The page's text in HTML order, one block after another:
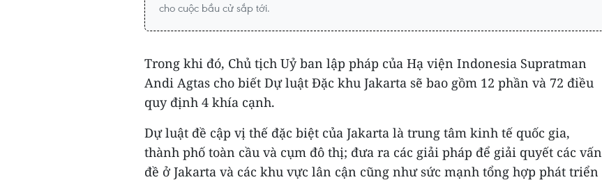
cho cuộc bầu cử sắp tới.
Trong khi đó, Chủ tịch Uỷ ban lập pháp của Hạ viện Indonesia Supratman
Andi Agtas cho biết Dự luật Đặc khu Jakarta sẽ bao gồm 12 phần và 72 điều
quy định 4 khía cạnh.
Dự luật đề cập vị thế đặc biệt của Jakarta là trung tâm kinh tế quốc gia,
thành phố toàn cầu và cụm đô thị; đưa ra các giải pháp để giải quyết các vấn
đề ở Jakarta và các khu vực lân cận cũng như sức mạnh tổng hợp phát triển